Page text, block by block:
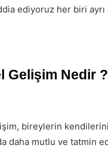
ediyoruz her biri
Gelişim Nedir
bireylerin
daha mutlu ve tatmin